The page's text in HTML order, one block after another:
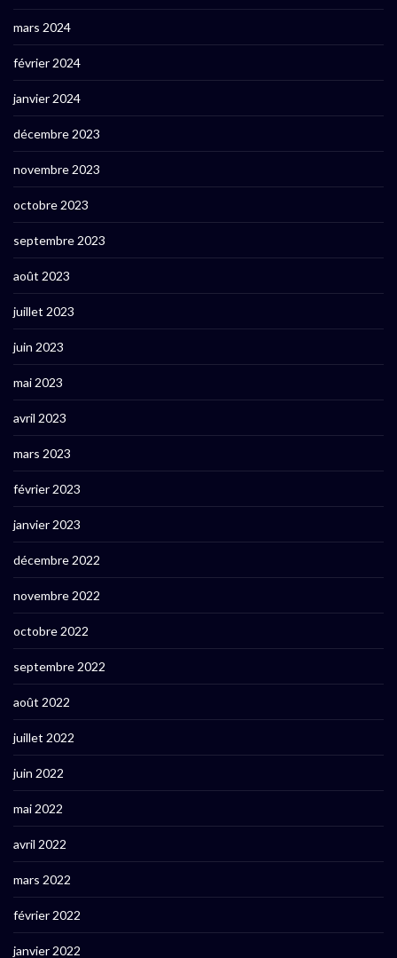
mars 2024
février 2024
janvier 2024
décembre 2023
novembre 2023
octobre 2023
septembre 2023
août 2023
juillet 2023
juin 2023
mai 2023
avril 2023
mars 2023
février 2023
janvier 2023
décembre 2022
novembre 2022
octobre 2022
septembre 2022
août 2022
juillet 2022
juin 2022
mai 2022
avril 2022
mars 2022
février 2022
janvier 2022